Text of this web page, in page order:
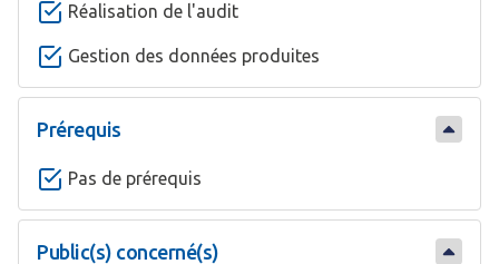
Réalisation de l'audit
Gestion des données produites
Prérequis
Pas de prérequis
Public(s) concerné(s)